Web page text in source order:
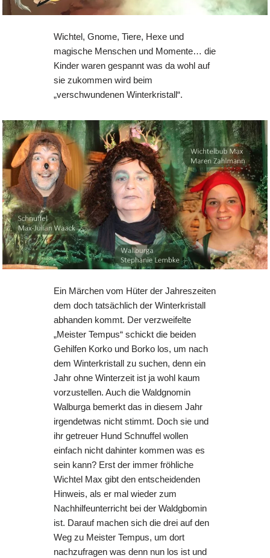
Wichtel, Gnome, Tiere, Hexe und
magische Menschen und Momente… die
Kinder waren gespannt was da wohl auf
sie zukommen wird beim
„verschwundenen Winterkristall“.
Ein Märchen vom Hüter der Jahreszeiten
dem doch tatsächlich der Winterkristall
abhanden kommt. Der verzweifelte
„Meister Tempus“ schickt die beiden
Gehilfen Korko und Borko los, um nach
dem Winterkristall zu suchen, denn ein
Jahr ohne Winterzeit ist ja wohl kaum
vorzustellen. Auch die Waldgnomin
Walburga bemerkt das in diesem Jahr
irgendetwas nicht stimmt. Doch sie und
ihr getreuer Hund Schnuffel wollen
einfach nicht dahinter kommen was es
sein kann? Erst der immer fröhliche
Wichtel Max gibt den entscheidenden
Hinweis, als er mal wieder zum
Nachhilfeunterricht bei der Waldgbomin
ist. Darauf machen sich die drei auf den
Weg zu Meister Tempus, um dort
nachzufragen was denn nun los ist und